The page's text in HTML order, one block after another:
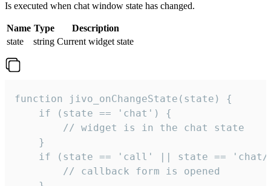
Is executed when chat window state has changed.
Name Type
Description
state
string Current widget state
function jivo_onChangeState(state) {
    if (state == 'chat') {
        // widget is in the chat state
    }
if (state == 'call' || state ==
        // callback form is opened